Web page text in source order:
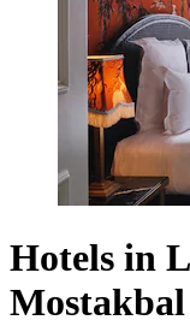
Hotels in
Mostakbal